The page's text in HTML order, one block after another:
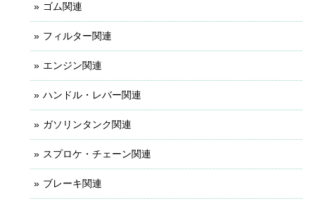
ゴム関連
フィルター関連
エンジン関連
ハンドル・レバー関連
ガソリンタンク関連
スプロケ・チェーン関連
ブレーキ関連